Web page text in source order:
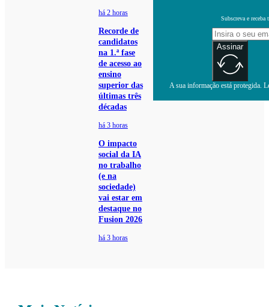
há 2 horas
Recorde de
candidatos
na 1.ª fase
de acesso ao
ensino
superior das
últimas três
décadas
há 3 horas
O impacto
social da IA
no trabalho
(e na
sociedade)
vai estar em
destaque no
Fusion 2026
há 3 horas
Subscreva e receba
Assinar
A sua informação está protegida.